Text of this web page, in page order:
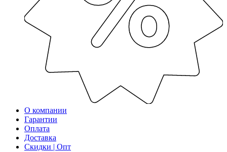
О компании
Гарантии
Оплата
Доставка
Скидки | Опт